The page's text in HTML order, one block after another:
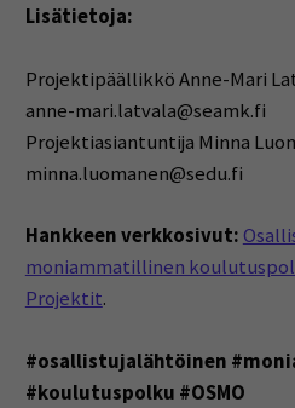
Lisätietoja:
Projektipäällikkö Anne-Mari
anne-mari.latvala@seamk.fi
Projektiasiantuntija Minna
minna.luomanen@sedu.fi
Hankkeen verkkosivut:
moniammatillinen
Projektit.
#osallistujalähtöinen
#koulutuspolku #OSMO